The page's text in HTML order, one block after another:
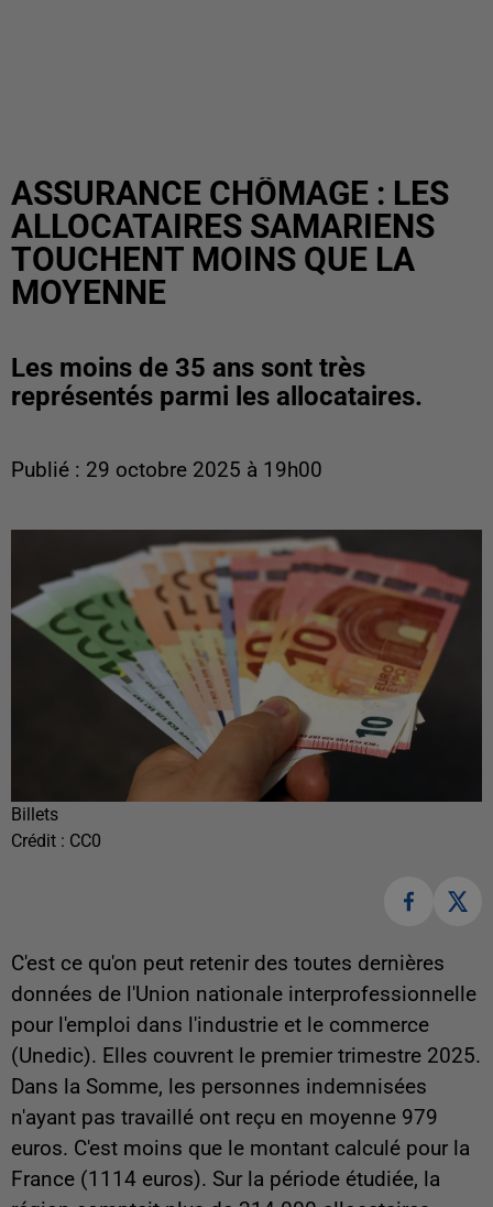
ASSURANCE CHÔMAGE : LES
ALLOCATAIRES SAMARIENS
TOUCHENT MOINS QUE LA
MOYENNE
Les moins de 35 ans sont très
représentés parmi les allocataires.
Publié : 29 octobre 2025 à 19h00
Billets
Crédit : CC0
C'est ce qu'on peut retenir des toutes dernières
données de l'Union nationale interprofessionnelle
pour l'emploi dans l'industrie et le commerce
(Unedic). Elles couvrent le premier trimestre 2025.
Dans la Somme, les personnes indemnisées
n'ayant pas travaillé ont reçu en moyenne 979
euros. C'est moins que le montant calculé pour la
France (1114 euros). Sur la période étudiée, la